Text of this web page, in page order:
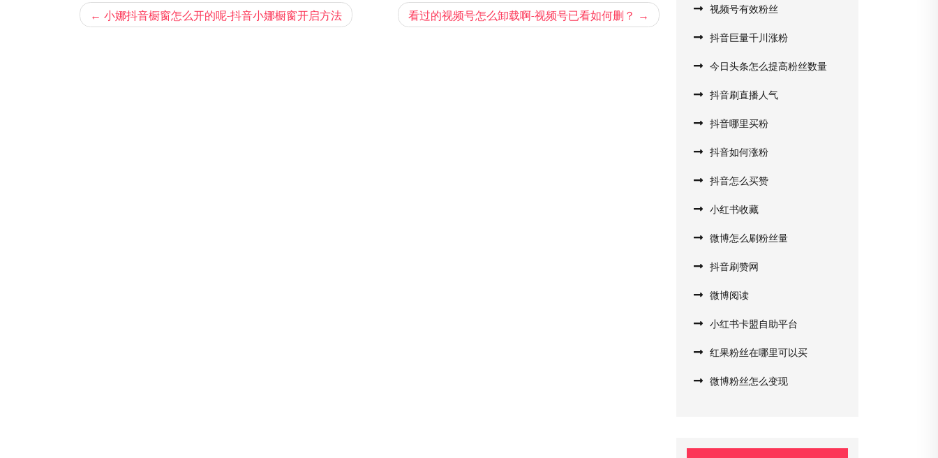
文 小娜抖音橱窗怎么开的呢-抖音小娜橱窗开启方法 看过的视频号怎么卸载啊-视频号已看如何删？ 视频号有效粉丝
抖音巨量千川涨粉
今日头条怎么提高粉丝数量
抖音刷直播人气
抖音哪里买粉
抖音如何涨粉
抖音怎么买赞
小红书收藏
微博怎么刷粉丝量
抖音刷赞网
微博阅读
小红书卡盟自助平台
红果粉丝在哪里可以买
微博粉丝怎么变现